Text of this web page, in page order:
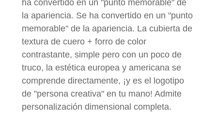
ha convertido en un "punto memorable" de
la apariencia. Se ha convertido en un "punto
memorable" de la apariencia. La cubierta de
textura de cuero + forro de color
contrastante, simple pero con un poco de
truco, la estética europea y americana se
comprende directamente, ¡y es el logotipo
de "persona creativa" en tu mano! Admite
personalización dimensional completa.